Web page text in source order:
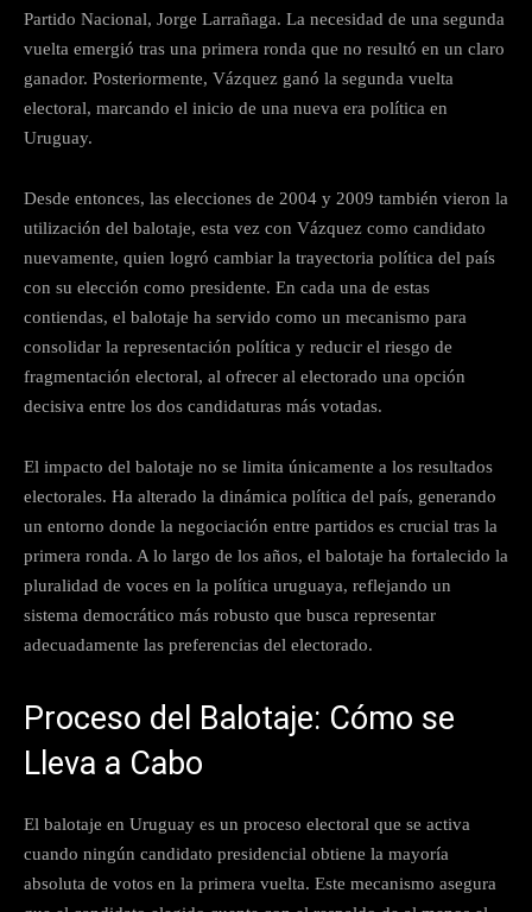
Partido Nacional, Jorge Larrañaga. La necesidad de una segunda
vuelta emergió tras una primera ronda que no resultó en un claro
ganador. Posteriormente, Vázquez ganó la segunda vuelta
electoral, marcando el inicio de una nueva era política en
Uruguay.
Desde entonces, las elecciones de 2004 y 2009 también vieron la
utilización del balotaje, esta vez con Vázquez como candidato
nuevamente, quien logró cambiar la trayectoria política del país
con su elección como presidente. En cada una de estas
contiendas, el balotaje ha servido como un mecanismo para
consolidar la representación política y reducir el riesgo de
fragmentación electoral, al ofrecer al electorado una opción
decisiva entre los dos candidaturas más votadas.
El impacto del balotaje no se limita únicamente a los resultados
electorales. Ha alterado la dinámica política del país, generando
un entorno donde la negociación entre partidos es crucial tras la
primera ronda. A lo largo de los años, el balotaje ha fortalecido la
pluralidad de voces en la política uruguaya, reflejando un
sistema democrático más robusto que busca representar
adecuadamente las preferencias del electorado.
Proceso del Balotaje: Cómo se
Lleva a Cabo
El balotaje en Uruguay es un proceso electoral que se activa
cuando ningún candidato presidencial obtiene la mayoría
absoluta de votos en la primera vuelta. Este mecanismo asegura